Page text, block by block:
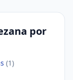
por
(1)